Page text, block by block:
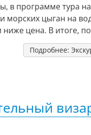
в программе тура
морских цыган на
ниже цена. В итоге,
Подробнее: